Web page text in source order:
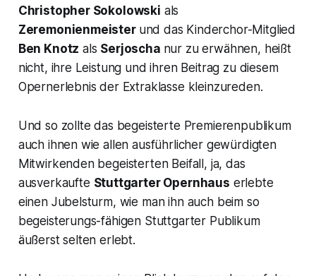
Christopher Sokolowski als
Zeremonienmeister und das Kinderchor-Mitglied
Ben Knotz als Serjoscha nur zu erwähnen, heißt
nicht, ihre Leistung und ihren Beitrag zu diesem
Opernerlebnis der Extraklasse kleinzureden.
Und so zollte das begeisterte Premierenpublikum
auch ihnen wie allen ausführlicher gewürdigten
Mitwirkenden begeisterten Beifall, ja, das
ausverkaufte Stuttgarter Opernhaus erlebte
einen Jubelsturm, wie man ihn auch beim so
begeisterungs-fähigen Stuttgarter Publikum
äußerst selten erlebt.